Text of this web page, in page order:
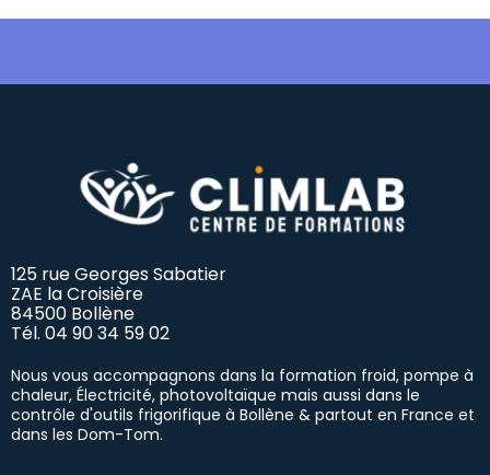
125 rue Georges Sabatier
ZAE la Croisière
84500 Bollène
Tél. 04 90 34 59 02
Nous vous accompagnons dans la formation froid, pompe à
chaleur, Électricité, photovoltaïque mais aussi dans le
contrôle d'outils frigorifique à Bollène & partout en France et
dans les Dom-Tom.